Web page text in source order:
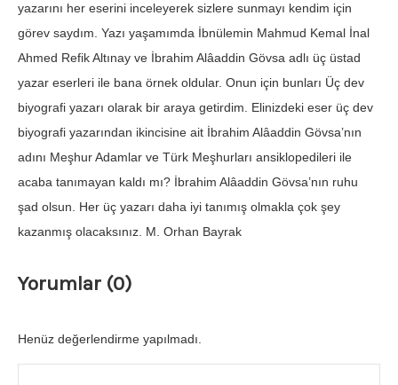
yazarını her eserini inceleyerek sizlere sunmayı kendim için
görev saydım. Yazı yaşamımda İbnülemin Mahmud Kemal İnal
Ahmed Refik Altınay ve İbrahim Alâaddin Gövsa adlı üç üstad
yazar eserleri ile bana örnek oldular. Onun için bunları Üç dev
biyografi yazarı olarak bir araya getirdim. Elinizdeki eser üç dev
biyografi yazarından ikincisine ait İbrahim Alâaddin Gövsa’nın
adını Meşhur Adamlar ve Türk Meşhurları ansiklopedileri ile
acaba tanımayan kaldı mı? İbrahim Alâaddin Gövsa’nın ruhu
şad olsun. Her üç yazarı daha iyi tanımış olmakla çok şey
kazanmış olacaksınız. M. Orhan Bayrak
Yorumlar (0)
Henüz değerlendirme yapılmadı.